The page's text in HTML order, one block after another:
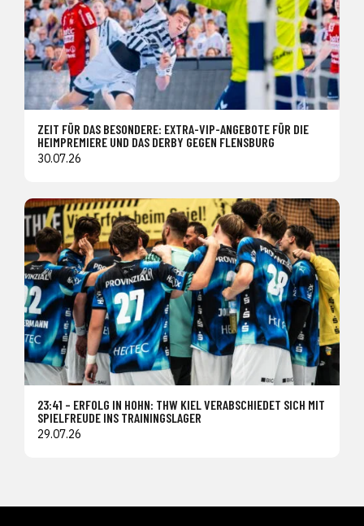
ZEIT FÜR DAS BESONDERE: EXTRA-VIP-ANGEBOTE FÜR DIE
HEIMPREMIERE UND DAS DERBY GEGEN FLENSBURG
30.07.26
23:41 – ERFOLG IN HOHN: THW KIEL VERABSCHIEDET SICH MIT
SPIELFREUDE INS TRAININGSLAGER
29.07.26